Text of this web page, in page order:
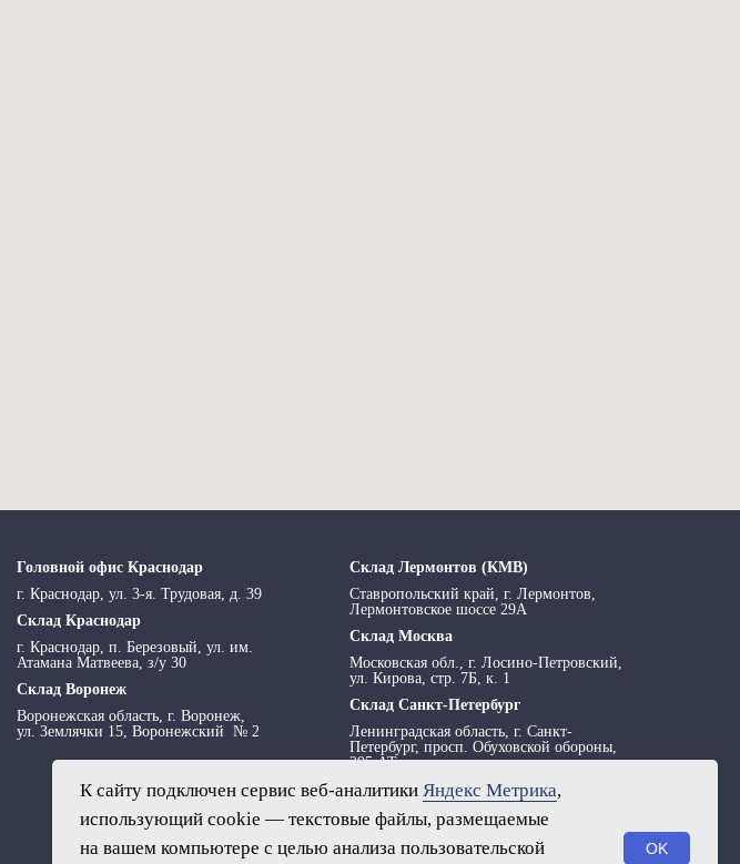
Головной офис Краснодар
г. Краснодар, ул. 3-я. Трудовая, д. 39
Склад Краснодар
г. Краснодар, п. Березовый, ул. им.
Атамана Матвеева, з/у 30
Склад Воронеж
Воронежская область, г. Воронеж,
ул. Землячки 15, Воронежский № 2
Склад Лермонтов (КМВ)
Ставропольский край, г. Лермонтов,
Лермонтовское шоссе 29А
Склад Москва
Московская обл., г. Лосино-Петровский,
ул. Кирова, стр. 7Б, к. 1
Склад Санкт-Петербург
Ленинградская область, г. Санкт-
Петербург, просп. Обуховской обороны,
295 АТ
К сайту подключен сервис веб-аналитики Яндекс Метрика,
использующий cookie — текстовые файлы, размещаемые
на вашем компьютере с целью анализа пользовательской
OK